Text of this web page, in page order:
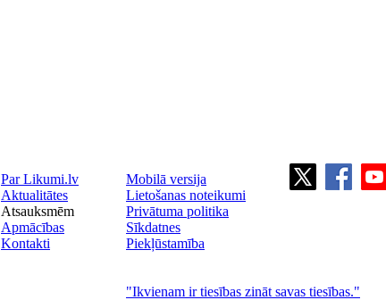
Par Likumi.lv
Aktualitātes
Atsauksmēm
Apmācības
Kontakti
Mobilā versija
Lietošanas noteikumi
Privātuma politika
Sīkdatnes
Piekļūstamība
"Ikvienam ir tiesības zināt savas tiesības."